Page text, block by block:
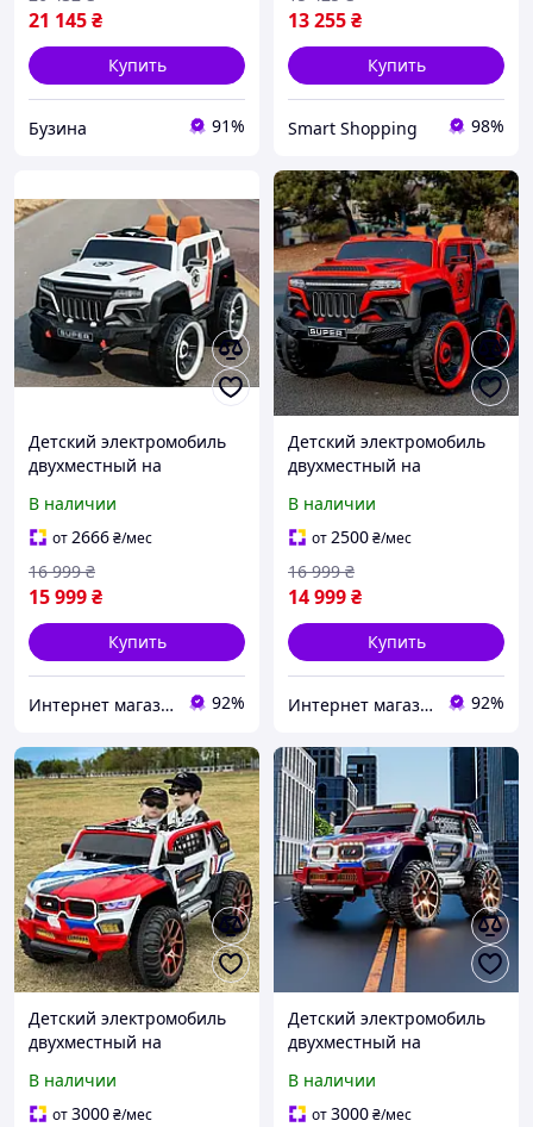
21 145₴
Купить
Бузина 91%
13 255₴
Купить
Smart Shopping 98%
Детский электромобиль
двухместный на
Bambi M 5802 с пультом
р/у для детей 3-8 лет
Белый
В наличии
от2666₴/мес
15 999₴
16 999 ₴
Купить
Интернет магазин детских товаров и товаров для дома "Твой Киндер" 92%
Детский электромобиль
двухместный на
Bambi M 5802 с пультом
р/у для детей 3-8 лет
Красный
В наличии
от2500₴/мес
14 999₴
16 999 ₴
Купить
Интернет магазин детских товаров и товаров для дома "Твой Киндер" 92%
Детский электромобиль
двухместный на
5850 с пультом
радиоуправления для
В наличии
от3000₴/мес
Детский электромобиль
двухместный на
5850 с пультом
радиоуправления для
В наличии
от3000₴/мес